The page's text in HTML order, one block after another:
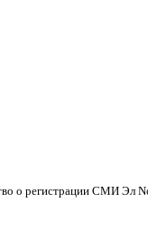
о регистрации СМИ Эл